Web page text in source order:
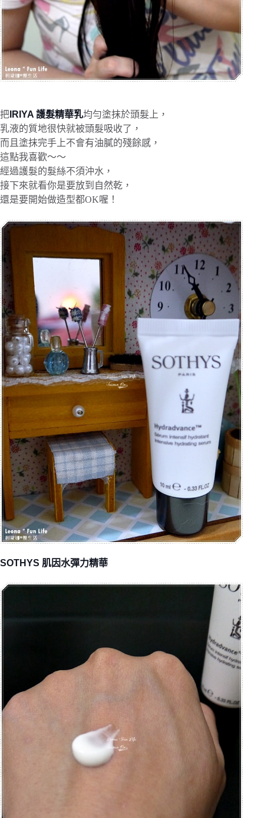
把 IRIYA 護髮精華乳均勻塗抹於頭髮上，
乳液的質地很快就被頭髮吸收了，
而且塗抹完手上不會有油膩的殘餘感，
這點我喜歡～～
經過護髮的髮絲不須沖水，
接下來就看你是要放到自然乾，
還是要開始做造型都OK喔！
SOTHYS 肌因水彈力精華